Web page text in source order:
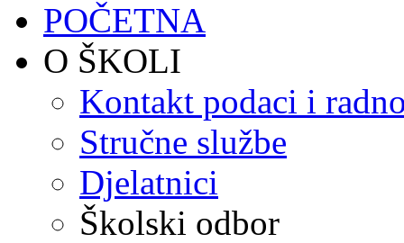
POČETNA
O ŠKOLI
Kontakt podaci i
Stručne službe
Djelatnici
Školski odbor